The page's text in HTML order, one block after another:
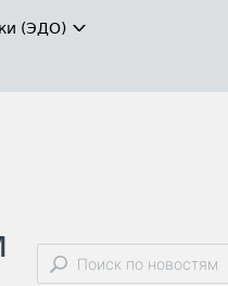
(ЭДО)